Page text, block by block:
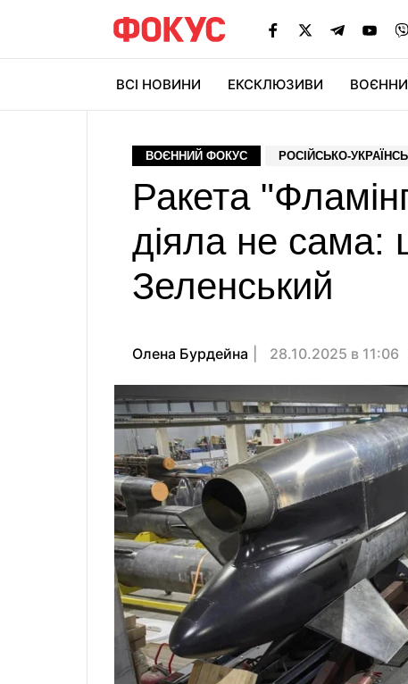
ВСІ НОВИНИ ЕКСКЛЮЗИВИ
ВОЄННИЙ ФОКУС РОСІЙСЬКО-
Ракета
діяла не
Зеленський
Олена Бурдейна 28.10.2025 в 11:06